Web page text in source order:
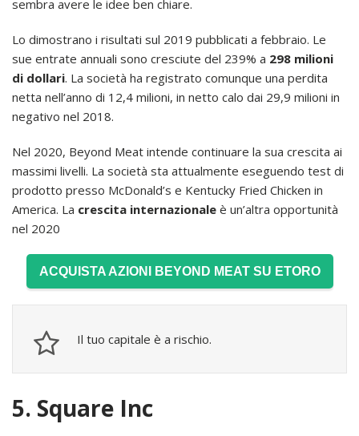
sembra avere le idee ben chiare.
Lo dimostrano i risultati sul 2019 pubblicati a febbraio. Le
sue entrate annuali sono cresciute del 239% a 298 milioni
di dollari. La società ha registrato comunque una perdita
netta nell’anno di 12,4 milioni, in netto calo dai 29,9 milioni in
negativo nel 2018.
Nel 2020, Beyond Meat intende continuare la sua crescita ai
massimi livelli. La società sta attualmente eseguendo test di
prodotto presso McDonald’s e Kentucky Fried Chicken in
America. La crescita internazionale è un’altra opportunità
nel 2020
ACQUISTA AZIONI BEYOND MEAT SU ETORO
Il tuo capitale è a rischio.
5. Square Inc